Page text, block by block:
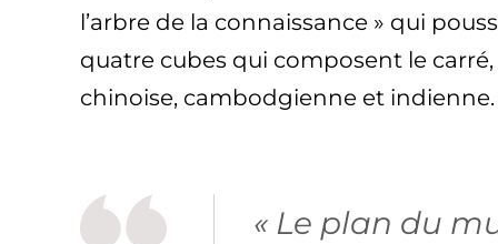
l’arbre de la connaissance » qui
quatre cubes qui composent le
chinoise, cambodgienne et indienne.
« Le plan du